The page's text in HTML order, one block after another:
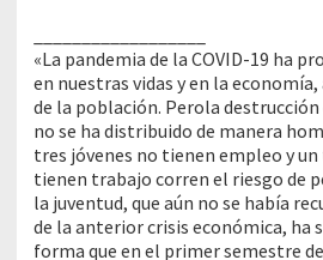
«La pandemia de la COVID-19 ha
en nuestras vidas y en la
de la población. Perola
no se ha distribuido de manera
tres jóvenes no tienen empleo y un
tienen trabajo corren el riesgo de
la juventud, que aún no se había
de la anterior crisis económica, ha
forma que en el primer semestre